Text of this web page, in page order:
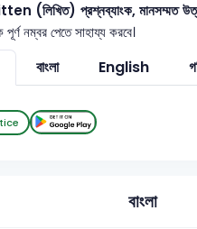
(লিখিত) প্রশ্নব্যাংক, মানসম্মত
নম্বর পেতে সাহায্য করবে।
বাংলা English
বাংলা